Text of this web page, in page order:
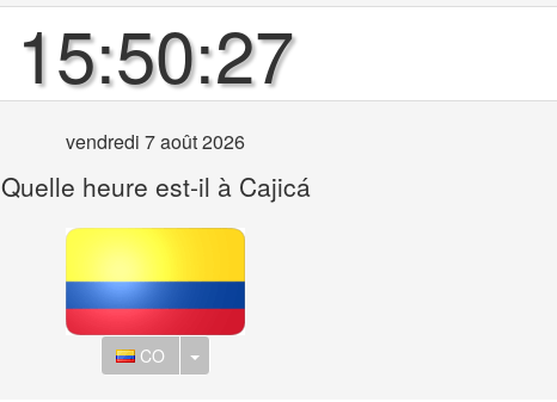
15:50:27
vendredi 7 août 2026
Quelle heure est-il à Cajicá
CO Toggle Dropdown